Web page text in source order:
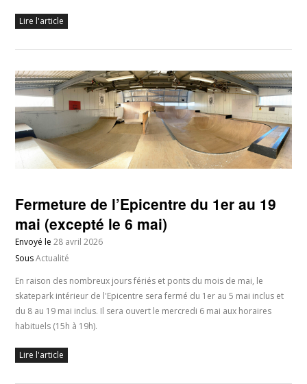
Lire l'article
Fermeture de l’Epicentre du 1er au 19
mai (excepté le 6 mai)
Envoyé le28 avril 2026
SousActualité
En raison des nombreux jours fériés et ponts du mois de mai, le
skatepark intérieur de l'Epicentre sera fermé du 1er au 5 mai inclus et
du 8 au 19 mai inclus. Il sera ouvert le mercredi 6 mai aux horaires
habituels (15h à 19h).
Lire l'article